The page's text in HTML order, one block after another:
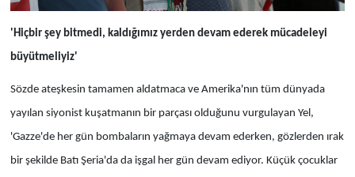
'Hiçbir şey bitmedi, kaldığımız yerden devam ederek mücadeleyi
büyütmeliyiz'
Sözde ateşkesin tamamen aldatmaca ve Amerika'nın tüm dünyada
yayılan siyonist kuşatmanın bir parçası olduğunu vurgulayan Yel,
'Gazze'de her gün bombaların yağmaya devam ederken, gözlerden ırak
bir şekilde Batı Şeria'da da işgal her gün devam ediyor. Küçük çocuklar